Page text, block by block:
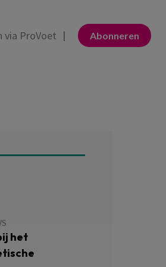
Abonneren
via ProVoet
het